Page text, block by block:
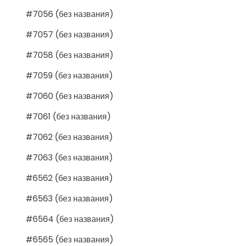
#7056 (без названия)
#7057 (без названия)
#7058 (без названия)
#7059 (без названия)
#7060 (без названия)
#7061 (без названия)
#7062 (без названия)
#7063 (без названия)
#6562 (без названия)
#6563 (без названия)
#6564 (без названия)
#6565 (без названия)